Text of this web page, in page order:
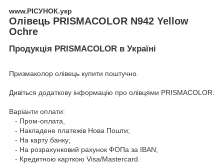
www.РІСУНОК.укр
Олівець PRISMACOLOR N942 Yellow
Ochre
Продукція PRISMACOLOR в Україні
Призмаколор олівець купити поштучно.
Дивіться додаткову інформацію про олівцями PRISMACOLOR.
Варіанти оплати:
- Пром-оплата,
- Накладене платежів Нова Пошти;
- На карту банку;
- На розрахунковий рахунок ФОПа за IBAN;
- Кредитною карткою Visa/Mastercard.